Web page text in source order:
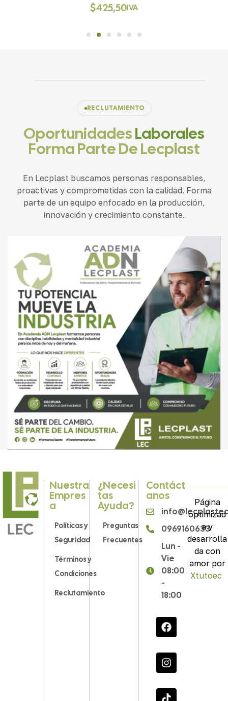
$425,50IVA
RECLUTAMIENTO
OportunidadesLaborales
Forma Parte De Lecplast
En Lecplast buscamos personas responsables,
proactivas y comprometidas con la calidad. Forma
parte de un equipo enfocado en la producción,
innovación y crecimiento constante.
Nuestra
Empres
A
Políticas y
Seguridad
Términos y
Condiciones
Reclutamiento
¿Necesi
Tas
Ayuda?
Preguntas
Frecuentes
Contáct
Anos
0969160633
Lun -
Vie
08:00
-
18:00
Página
optimizad
a y
desarrolla
da con
amor por
Xtutoec